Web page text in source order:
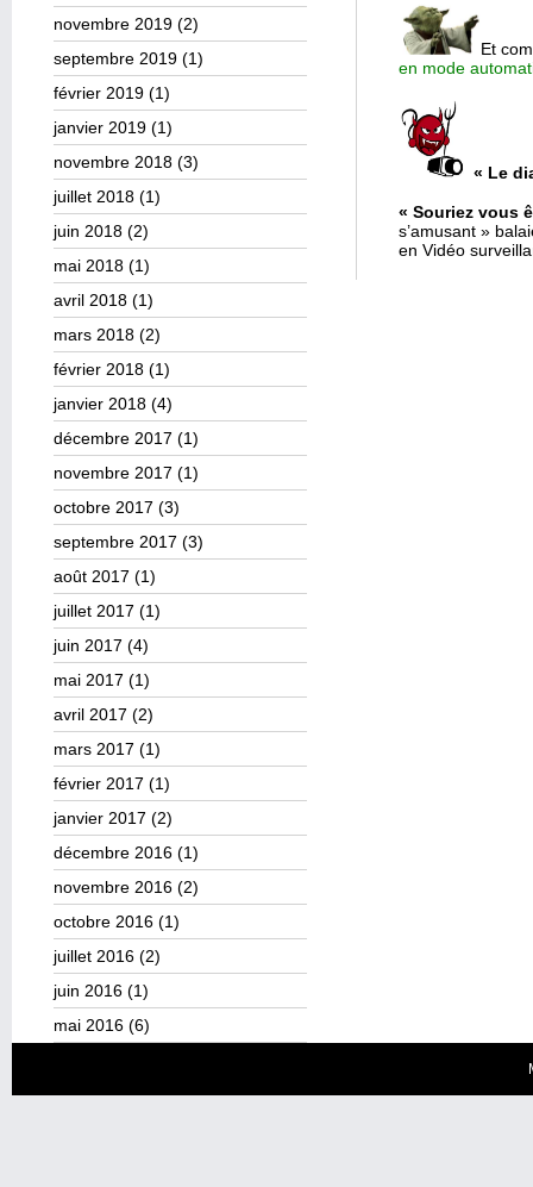
novembre 2019 (2)
septembre 2019 (1)
février 2019 (1)
janvier 2019 (1)
novembre 2018 (3)
juillet 2018 (1)
juin 2018 (2)
mai 2018 (1)
avril 2018 (1)
mars 2018 (2)
février 2018 (1)
janvier 2018 (4)
décembre 2017 (1)
novembre 2017 (1)
octobre 2017 (3)
septembre 2017 (3)
août 2017 (1)
juillet 2017 (1)
juin 2017 (4)
mai 2017 (1)
avril 2017 (2)
mars 2017 (1)
février 2017 (1)
janvier 2017 (2)
décembre 2016 (1)
novembre 2016 (2)
octobre 2016 (1)
juillet 2016 (2)
juin 2016 (1)
mai 2016 (6)
Et
en mode
« Le
« Souriez vous
s’amusant »
en Vidéo